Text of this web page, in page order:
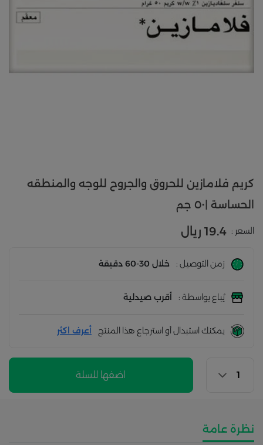
كريم فلامازين للحروق والجروح للوجه والمنطقه
الحساسة |٥٠ جم
السعر : 19.4 ريال
زمن التوصيل : خلال 30-60 دقيقة
يُباع بواسطة : أقرب صيدلية
يمكنك استبدال أو استرجاع هذا المنتج أعرف اكثر
اضفها للسلة
نظرة عامة